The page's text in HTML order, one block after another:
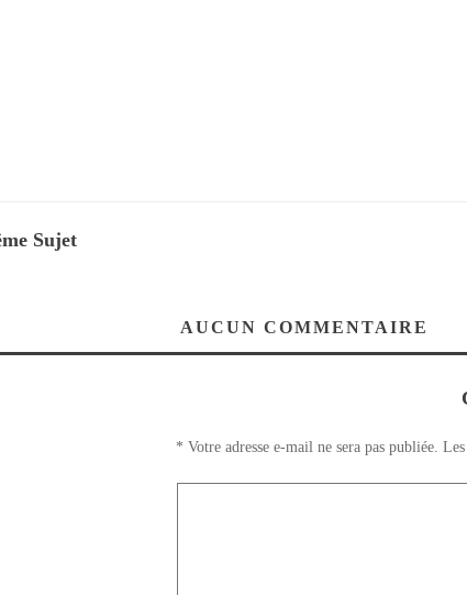
Sujet
AUCUN COMMENTAIRE
Votre adresse e-mail ne sera pas publiée.
*